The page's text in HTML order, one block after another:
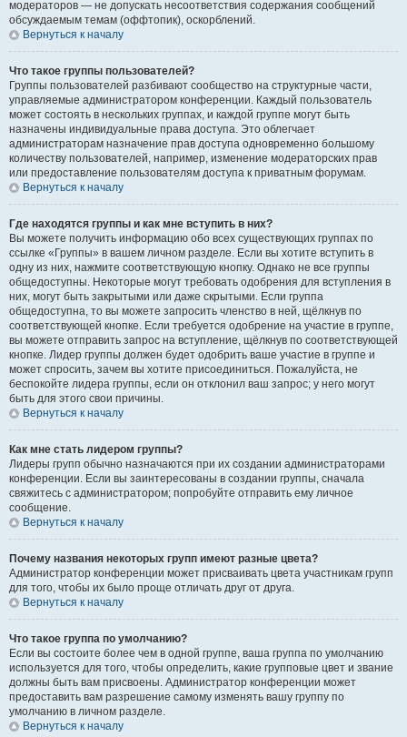
модераторов — не допускать несоответствия содержания сообщений
обсуждаемым темам (оффтопик), оскорблений.
Вернуться к началу
Что такое группы пользователей?
Группы пользователей разбивают сообщество на структурные части,
управляемые администратором конференции. Каждый пользователь
может состоять в нескольких группах, и каждой группе могут быть
назначены индивидуальные права доступа. Это облегчает
администраторам назначение прав доступа одновременно большому
количеству пользователей, например, изменение модераторских прав
или предоставление пользователям доступа к приватным форумам.
Вернуться к началу
Где находятся группы и как мне вступить в них?
Вы можете получить информацию обо всех существующих группах по
ссылке «Группы» в вашем личном разделе. Если вы хотите вступить в
одну из них, нажмите соответствующую кнопку. Однако не все группы
общедоступны. Некоторые могут требовать одобрения для вступления в
них, могут быть закрытыми или даже скрытыми. Если группа
общедоступна, то вы можете запросить членство в ней, щёлкнув по
соответствующей кнопке. Если требуется одобрение на участие в группе,
вы можете отправить запрос на вступление, щёлкнув по соответствующей
кнопке. Лидер группы должен будет одобрить ваше участие в группе и
может спросить, зачем вы хотите присоединиться. Пожалуйста, не
беспокойте лидера группы, если он отклонил ваш запрос; у него могут
быть для этого свои причины.
Вернуться к началу
Как мне стать лидером группы?
Лидеры групп обычно назначаются при их создании администраторами
конференции. Если вы заинтересованы в создании группы, сначала
свяжитесь с администратором; попробуйте отправить ему личное
сообщение.
Вернуться к началу
Почему названия некоторых групп имеют разные цвета?
Администратор конференции может присваивать цвета участникам групп
для того, чтобы их было проще отличать друг от друга.
Вернуться к началу
Что такое группа по умолчанию?
Если вы состоите более чем в одной группе, ваша группа по умолчанию
используется для того, чтобы определить, какие групповые цвет и звание
должны быть вам присвоены. Администратор конференции может
предоставить вам разрешение самому изменять вашу группу по
умолчанию в личном разделе.
Вернуться к началу